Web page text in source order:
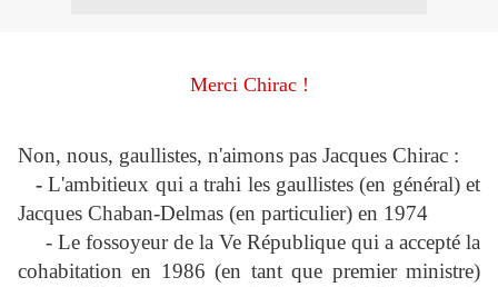
Merci Chirac !
Non, nous, gaullistes, n'aimons pas Jacques Chirac :
- L'ambitieux qui a trahi les gaullistes (en général) et
Jacques Chaban-Delmas (en particulier) en 1974
- Le fossoyeur de la Ve République qui a accepté la
cohabitation en 1986 (en tant que premier ministre)